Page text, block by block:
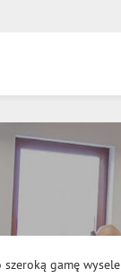
gamę